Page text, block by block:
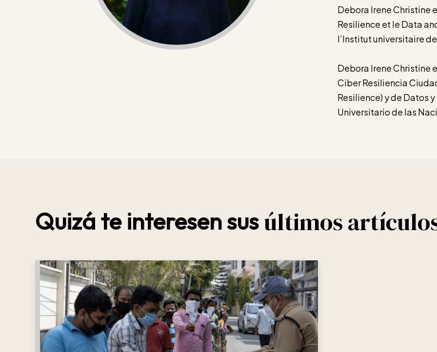
Debora Irene Christine
Resilience et le Data
l’Institut universitaire
Debora Irene Christine
Ciber Resiliencia
Resilience) y de Datos
Universitario de las
Quizá te interesen sus últimos